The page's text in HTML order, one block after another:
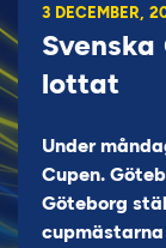
3 DECEMBER,
lottat
Under
Cupen.
Göteborg